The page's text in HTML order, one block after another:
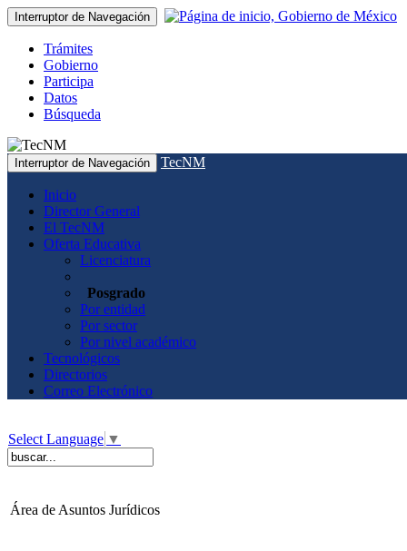
Interruptor de Navegación
Trámites
Gobierno
Participa
Datos
Búsqueda
Interruptor de Navegación TecNM
Inicio
Director General
El TecNM
Oferta Educativa
Licenciatura
Posgrado
Por entidad
Por sector
Por nivel académico
Tecnológicos
Directorios
Correo Electrónico
Select Language ▼
Área de Asuntos Jurídicos